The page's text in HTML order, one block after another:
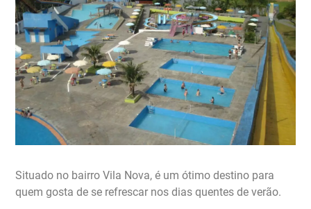
Situado no bairro Vila Nova, é um ótimo destino para
quem gosta de se refrescar nos dias quentes de verão.